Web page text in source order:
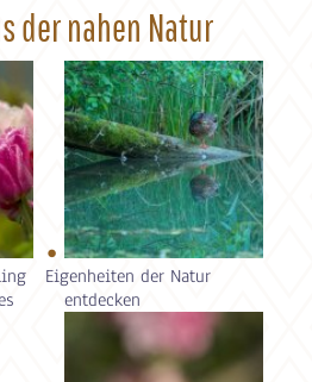
der nahen Natur
Eigenheiten der Natur
entdecken